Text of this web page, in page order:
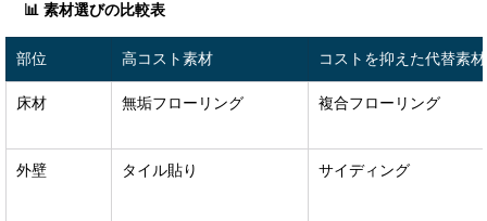
📊 素材選びの比較表
部位 高コスト素材 コストを抑えた代替素材
床材 無垢フローリング 複合フローリング
外壁 タイル貼り サイディング